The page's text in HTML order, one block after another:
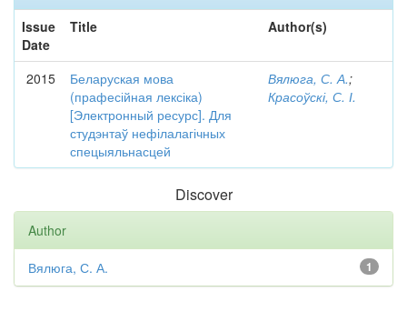
Issue
Date
Title Author(s)
2015
Беларуская мова
(прафесійная лексіка)
[Электронный ресурс]. Для
студэнтаў нефілалагічных
спецыяльнасцей
Вялюга, С. А.;
Красоўскі, С. І.
Discover
Author
1
Вялюга, С. А.